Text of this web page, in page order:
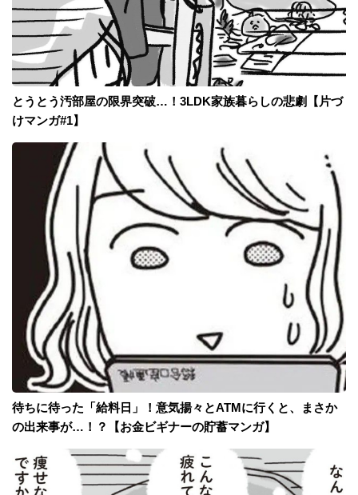
とうとう汚部屋の限界突破…！3LDK家族暮らしの悲劇【片づ
けマンガ#1】
待ちに待った「給料日」！意気揚々とATMに行くと、まさか
の出来事が…！？【お金ビギナーの貯蓄マンガ】